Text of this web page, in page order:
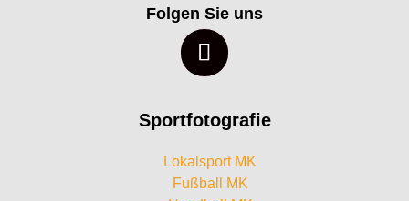
Folgen Sie uns
Sportfotografie
Lokalsport MK
Fußball MK